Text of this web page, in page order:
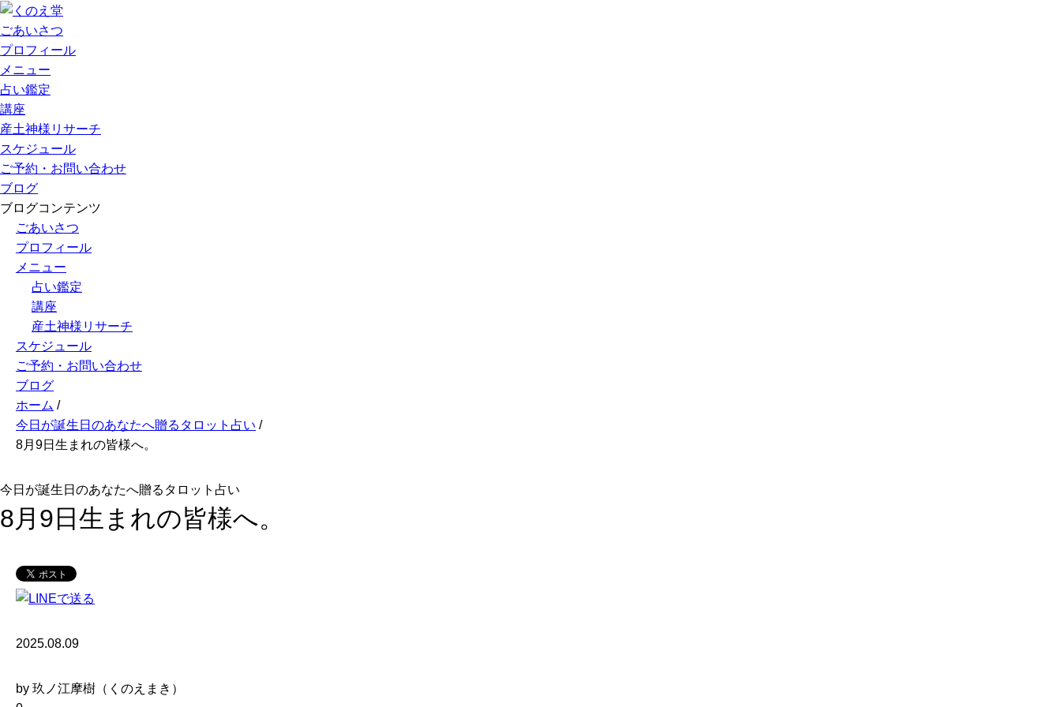
ごあいさつ
プロフィール
メニュー
占い鑑定
講座
産土神様リサーチ
スケジュール
ご予約・お問い合わせ
ブログ
ブログコンテンツ
ごあいさつ
プロフィール
メニュー
占い鑑定
講座
産土神様リサーチ
スケジュール
ご予約・お問い合わせ
ブログ
ホーム /
今日が誕生日のあなたへ贈るタロット占い /
8月9日生まれの皆様へ。
今日が誕生日のあなたへ贈るタロット占い
8月9日生まれの皆様へ。
2025.08.09
by 玖ノ江摩樹（くのえまき）